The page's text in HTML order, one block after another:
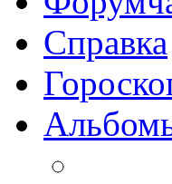
Справка